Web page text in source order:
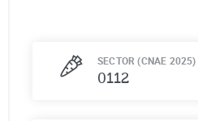
SECTOR (CNAE 2025)
0112